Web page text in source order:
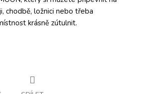
chodbě, ložnici nebo třeba
krásně zútulnit.